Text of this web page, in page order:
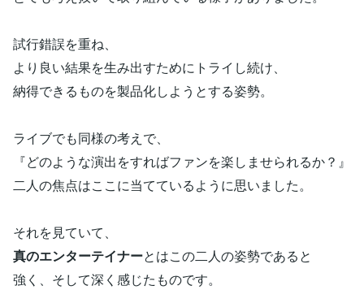
試行錯誤を重ね、
より良い結果を生み出すためにトライし続け、
納得できるものを製品化しようとする姿勢。
ライブでも同様の考えで、
『どのような演出をすればファンを楽しませられるか？』
二人の焦点はここに当てているように思いました。
それを見ていて、
真のエンターテイナーとはこの二人の姿勢であると
強く、そして深く感じたものです。